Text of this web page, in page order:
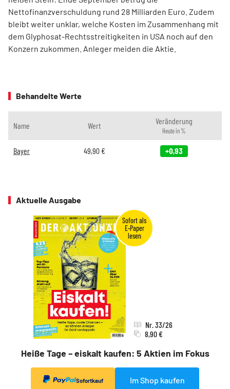
Nettofinanzverschuldung rund 28 Milliarden Euro. Zudem
bleibt weiter unklar, welche Kosten im Zusammenhang mit
dem Glyphosat-Rechtsstreitigkeiten in USA noch auf den
Konzern zukommen. Anleger meiden die Aktie.
Behandelte Werte
Name Wert Veränderung
Heute in %
Bayer 49,90€ +0,93
Aktuelle Ausgabe
Heiße Tage – eiskalt kaufen: 5 Aktien im Fokus
Nr. 33/26
8,90 €
Sofortkauf Im Shop kaufen